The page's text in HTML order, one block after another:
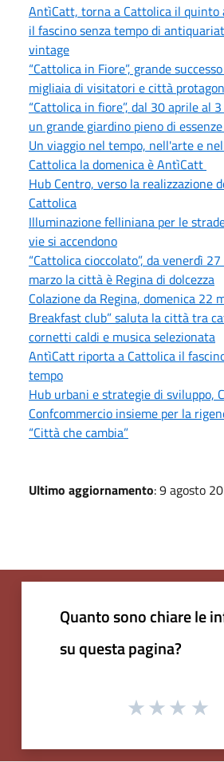
AntìCatt, torna a Cattolica il quinto
il fascino senza tempo di
vintage
“Cattolica in Fiore”, grande
migliaia di visitatori e città
“Cattolica in fiore”, dal 30 aprile al
un grande giardino pieno di
Un viaggio nel tempo, nell'arte e
Cattolica la domenica è AntìCatt
Hub Centro, verso la realizzazione
Cattolica
Illuminazione felliniana per le
vie si accendono
“Cattolica cioccolato”, da venerdì
marzo la città è Regina di dolcezza
Colazione da Regina, domenica 22
Breakfast club” saluta la città tra
cornetti caldi e musica selezionata
AntìCatt riporta a Cattolica il
tempo
Hub urbani e strategie di sviluppo,
Confcommercio insieme per la
“Città che cambia”
Ultimo aggiornamento: 9 agosto
Quanto sono chiare le
su questa pagina?